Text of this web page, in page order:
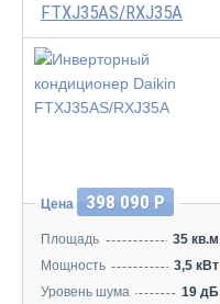
FTXJ35AS/RXJ35A
Инвертор
Цена 398 090 Р
Площадь
35 кв.м
Мощность
3,5 кВт
Уровень шума
19 дБ